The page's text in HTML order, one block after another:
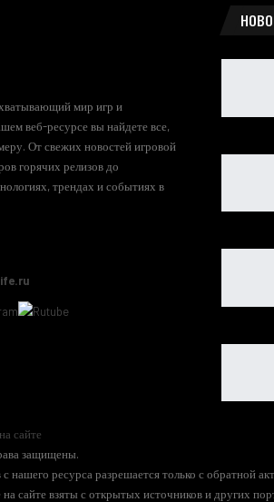
мир игр и
веб-ресурсе вы найдете все,
От свежих новостей игровой
горячих релизов до
трендах и событиях в
сайте
защищены.
нашего ресурса разрешается только с обратной
сайте взяты с открытых источников и других